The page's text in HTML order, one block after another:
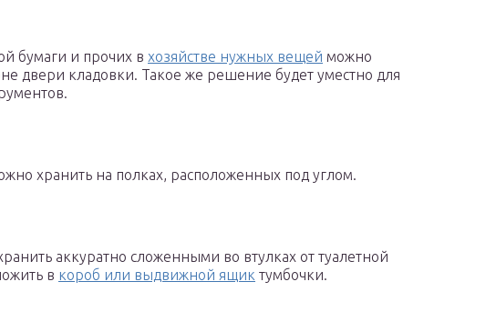
бумаги и прочих в хозяйстве нужных вещей можно
двери кладовки. Такое же решение будет уместно для
хранить на полках, расположенных под углом.
аккуратно сложенными во втулках от туалетной
в короб или выдвижной ящик тумбочки.